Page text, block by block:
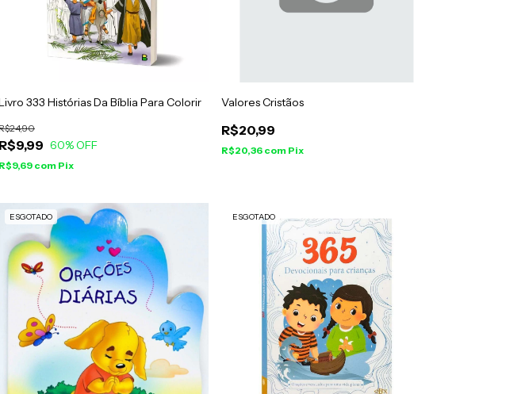
333 Histórias Da Bíblia Para Colorir
R$9,99 60% OFF
R$9,69 com Pix
Valores Cristãos
R$20,99
R$20,36 com Pix
ESGOTADO ESGOTADO